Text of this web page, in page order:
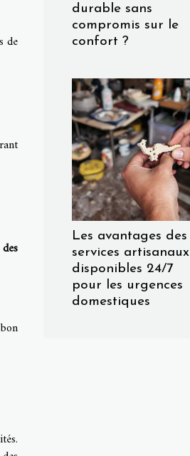
de
durable sans
compromis sur le
confort ?
Les avantages des
services artisanaux
disponibles 24/7
pour les urgences
domestiques